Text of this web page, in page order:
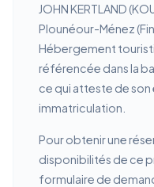
JOHN KERTLAND
Plounéour-Ménez
Hébergement
référencée dans la
ce qui atteste de
immatriculation.
Pour obtenir une
disponibilités de ce
formulaire de